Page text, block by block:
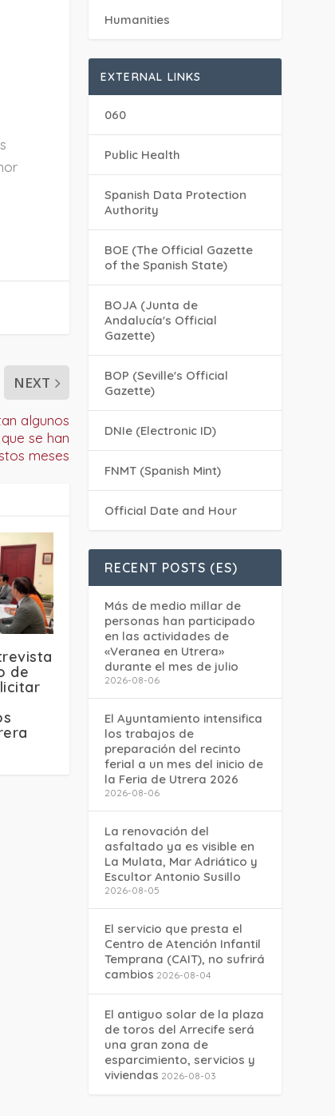
NEXT
algunos
se han
meses
de
Humanities
EXTERNAL LINKS
060
Public Health
Spanish Data Protection
Authority
BOE (The Official Gazette
of the Spanish State)
BOJA (Junta de
Andalucía's Official
Gazette)
BOP (Seville's Official
Gazette)
DNIe (Electronic ID)
FNMT (Spanish Mint)
Official Date and Hour
RECENT POSTS (ES)
Más de medio millar de
personas han participado
en las actividades de
«Veranea en Utrera»
durante el mes de julio
2026-08-06
El Ayuntamiento intensifica
los trabajos de
preparación del recinto
ferial a un mes del inicio de
la Feria de Utrera 2026
2026-08-06
La renovación del
asfaltado ya es visible en
La Mulata, Mar Adriático y
Escultor Antonio Susillo
2026-08-05
El servicio que presta el
Centro de Atención Infantil
Temprana (CAIT), no sufrirá
cambios 2026-08-04
El antiguo solar de la plaza
de toros del Arrecife será
una gran zona de
esparcimiento, servicios y
viviendas 2026-08-03